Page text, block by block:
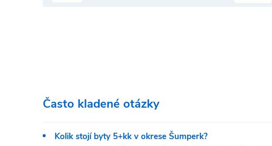
Často kladené otázky
Kolik stojí byty 5+kk v okrese Šumperk?